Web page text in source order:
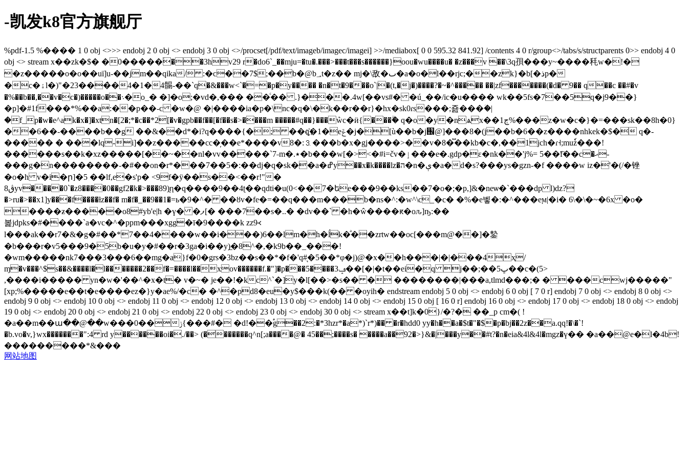
-凯发k8官方旗舰厅
%pdf-1.5 %���� 1 0 obj <>>> endobj 2 0 obj <> endobj 3 0 obj <>/procset[/pdf/text/imageb/imagec/imagei] >>/mediabox[ 0 0 595.32 841.92] /contents 4 0 r/group<>/tabs/s/structparents 0>> endobj 4 0
obj <> stream x��zk�$� �0�����֒��3hv29 r�do6`_��mju=�tu�.���>���t���s������}oou�wu����u� �z���v ��\3q孭���y~����秏w�!�
�z�����o�o��uï]u-��jm��qika/ :�c��7$;��b�@b؀t�z�� mj�\敌�ٮ�a�o�l��rjc;��zk}�b[�ذp�
�c�ۀl�)"�23���̀�4�1�4䯜-��`q�&���w<`�=�p�y���� �n�t�9���o`|�(t,�j�)����?�~�^����� ��|zf�������(�d� 9�� q��c ��#�v
�%��b��,��v�c�)�����o��܈�o_� �]�o;�vd�,��� ��ͨ�� .}���.4w[��vs#� �ú_��/ic�u���� wk��5fs�7��5q�j9��}
�p]�#1f���*%��a:��p��-c �w�@ �|����ia�p�\nc�q�\�k��r��r}�hx�sk0ɾs���;죮���ؘ�|
�f_p�w�e^ak�x�]�xtn�[2�;*�c��*2[�v�gpb��f��[�f��s�>����m �����#q��}���ܶwc�ӥ{���ۗ� q�o�y�nѧx��ڄ1%���z�w�c�}�=���sk��8h�0}
��6��-����b��g ��&��d*�i?q����{�; ��q҉�1�eݝ�j�[ù��b�j֌@]���8�(j��b�6��z����nhkek�$� q�-
����� � ���lq-i]��z�����cc�̦��e*����v8�:⒊���b�x�gj����>��v�8�֟��kb�c�,��1jch�ɾ˧;muٗz���!
������s��k�xz�����[��~��nl�vv�����`7˗m�.٭�b���w[�><�#i=čv�ٳ���eּ�.gdp�ε�nk��'j%= 5��f҇��c�ޙ-
���g�n��������-�#��on�r*���7��5�:��dj�q�sk��a�ߝy��x�k����lz�ה�n�ې�a�d�s?���ys�gzn-�f ����w iz�'�(/�锉
�o�h v�i�ր]�5 ��lf,e�s'p� <9f�ӱ��s��<��r!"�
8ڨyv����0`�z8����0��gf2�k�>���89݈)η�q����9��4ʈ��qdti�u(0<��7�եe���9��ks��7�o�;�p,]&�neѡ�`���dpl)dz?
�>ru�>��x1]y���f����ƚz��f� m�f�_��9��1�=ь�9�^� ��ȣv�fe�=��q���m���b�ns�^:�w^\c_�c� �%�e벻�:�^���eϻ|�i� 6\�\�~�6x �o�
����ƶ�����o8#yb'e|h �ү� �ފ[� ���7��s�..� �dv��` �h�ŵ����ԟ�oԉ]ҧ:��
봁jdpks�#����`a�vc�^�ppm���xgg�ī�9����k zz9᚜
l���ak��r7�&�g�#��*7��4����w��i���)6��lm�h�ĺk�ͣ��zrtw��oc[���m@��]�䥍
�b���r�v5���9�5b�u�y�#��r�3ga�i��y)̲�8^�,�k9b��_���!
�wm�����nk7���3���6��mg�a}f�0�grs�3bz��s��*�f�'q#͉�5��*φ�j)@�x��h���|�|���4ҳ/
ɱ�v���^$s��&����l�l�������2��f�=����l��xov������f.�"]�p���5����3ݡ��[�|�t��ei�q j��;��ڀ5��c�(5>
,����i����� yn�w�'��^�x�t� v�~� je��!�kc^`�]y�l[��>�s�� � ��������|���a,tlmd���;� � ���cwj�����"
[xp;%�����e��t�e����ez�}y�ae%/�c� �^�pd8�eu�y$���k(�� �oyih� endstream endobj 5 0 obj <> endobj 6 0 obj [ 7 0 r] endobj 7 0 obj <> endobj 8 0 obj <>
endobj 9 0 obj <> endobj 10 0 obj <> endobj 11 0 obj <> endobj 12 0 obj <> endobj 13 0 obj <> endobj 14 0 obj <> endobj 15 0 obj [ 16 0 r] endobj 16 0 obj <> endobj 17 0 obj <> endobj 18 0 obj <> endobj
19 0 obj <> endobj 20 0 obj <> endobj 21 0 obj <> endobj 22 0 obj <> endobj 23 0 obj <> endobj 30 0 obj <> stream x��t]k�0}/�?� ��_p cm�( !
�a��m��ա��@��w���0��ݫ{���#� �d!��֠g��2:�*3hzr*�a*)`r*)�� �r�hdd0 yy�h��a�$t�"�$�p�bj��2z��a.qq!�\�`!
�b.vo�v,}wx�������":4 rd y������oi�./��> (�������q^n[;a����@� 45��;����s� ����a��92�>}&�|���y��#t?�n�eia&4l&4l�mgz�ү�� �a��@e�l�4b!
���������*&���
网站地图